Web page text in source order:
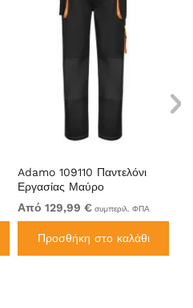
Adamo 109110 Παντελόνι
Εργασίας Μαύρο
Από 129,99 € συμπεριλ. ΦΠΑ
Προσθήκη στο καλάθι